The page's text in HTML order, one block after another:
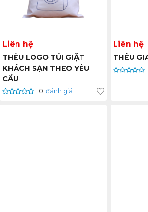
Liên hệ
THÊU LOGO TÚI GIẶT
KHÁCH SẠN THEO YÊU
CẦU
0 đánh giá
Liên hệ
THÊU